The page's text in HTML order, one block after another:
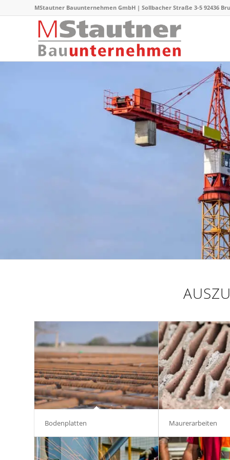
MStautner Bauunternehmen GmbH | Sollbacher Straße 3-5 92436
Bodenplatten Maurerarbeiten